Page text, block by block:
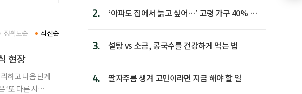
최신순
정확도순
현장
하고 다음 단계
‘또 다른 시
2.
‘아파도 집에서 늙고 싶어…’ 고령 가구 40% 노
3. 설탕 vs 소금, 콩국수를 건강하게 먹는 법
4. 팔자주름 생겨 고민이라면 지금 해야 할 일